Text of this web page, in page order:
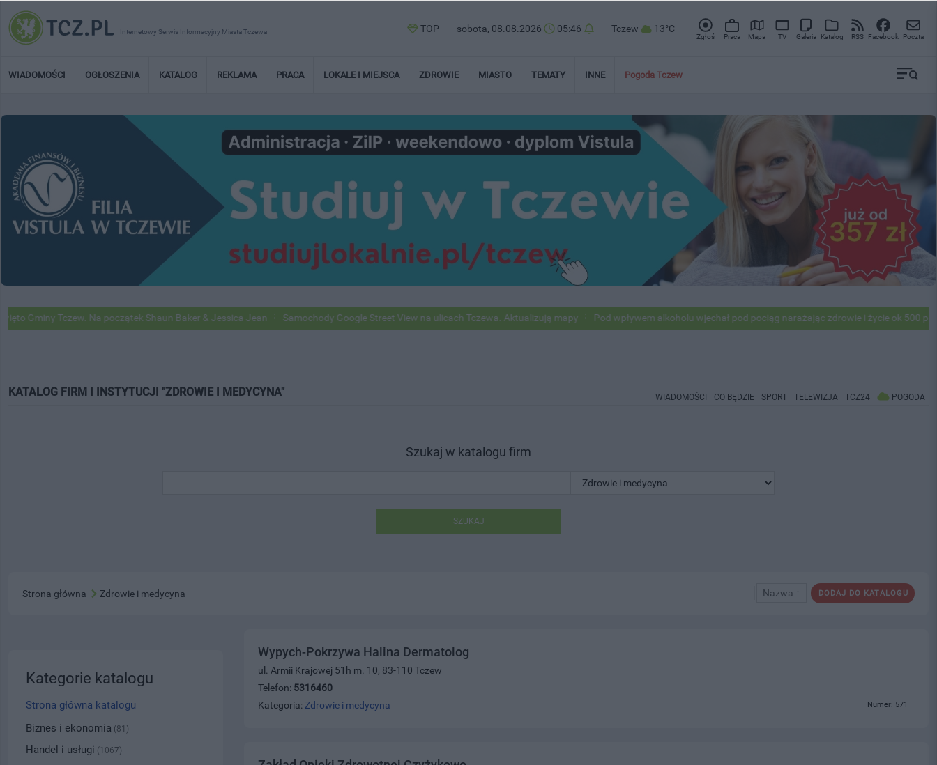
Internetowy Serwis Informacyjny Miasta Tczewa TOP sobota, 08.08.2026 05:46 Tczew 13°C
Zgłoś Praca Mapa TV Galeria Katalog RSS Facebook Poczta
WIADOMOŚCI OGŁOSZENIA KATALOG REKLAMA PRACA LOKALE I MIEJSCA ZDROWIE MIASTO TEMATY INNE Pogoda Tczew
Tczew. Na początek Shaun Baker & Jessica Jean Samochody Google Street View na ulicach Tczewa. Aktualizują mapy Pod wpływem alkoholu wjechał pod pociąg narażając zdrowie i życie ok 500
KATALOG FIRM I INSTYTUCJI "ZDROWIE I MEDYCYNA" WIADOMOŚCI CO BĘDZIE SPORT TELEWIZJA TCZ24 POGODA
Szukaj w katalogu firm
SZUKAJ
DODAJ DO KATALOGU
Nazwa ↑
Strona główna Zdrowie i medycyna
Wypych-Pokrzywa Halina Dermatolog
ul. Armii Krajowej 51h m. 10, 83-110 Tczew
Telefon: 5316460
Kategoria: Zdrowie i medycyna Numer: 571
Kategorie katalogu
Strona główna katalogu
Biznes i ekonomia (81)
Handel i usługi (1067)